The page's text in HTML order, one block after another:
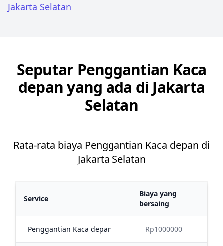
Jakarta Selatan
Seputar Penggantian Kaca
depan yang ada di Jakarta
Selatan
Rata-rata biaya Penggantian Kaca depan di
Jakarta Selatan
Service
Biaya yang
bersaing
Penggantian Kaca depan Rp1000000